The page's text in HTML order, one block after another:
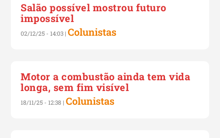
Salão possível mostrou futuro
impossível
02/12/25 - 14:03 |Colunistas
Motor a combustão ainda tem vida
longa, sem fim visível
18/11/25 - 12:38 |Colunistas